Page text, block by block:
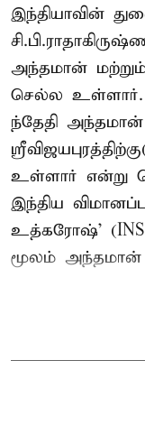
இந்தியாவின்
அந்தமான் மற்றும்
செல்ல
ந்தேதி
உள்ளார் என்று
இந்திய
உத்கரோஷ்' (INS
மூலம்